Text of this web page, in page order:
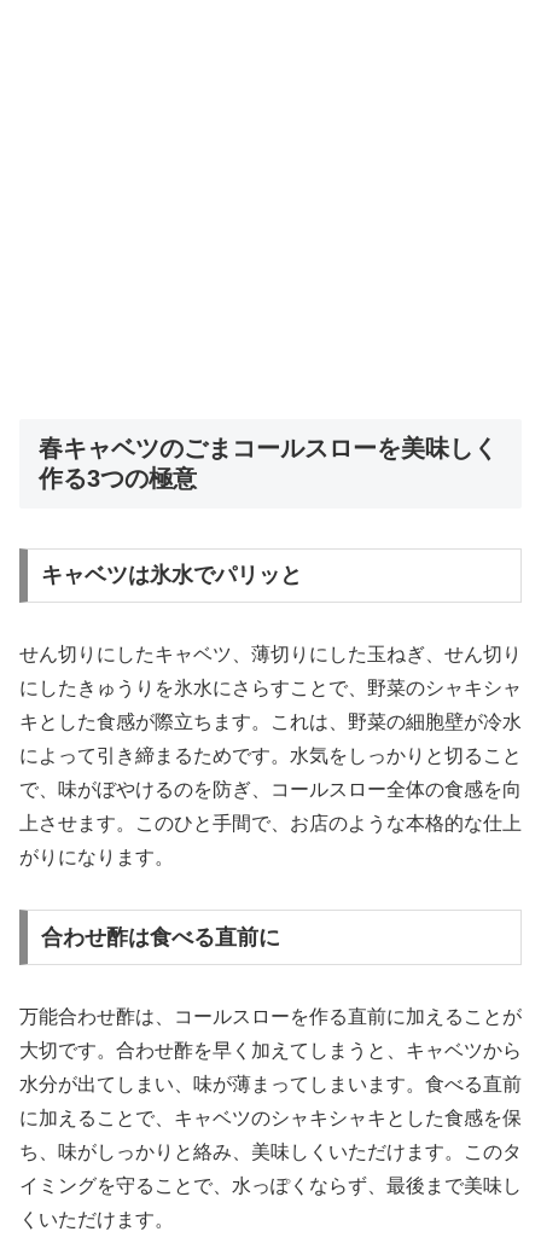
春キャベツのごまコールスローを美味しく
作る3つの極意
キャベツは氷水でパリッと
せん切りにしたキャベツ、薄切りにした玉ねぎ、せん切り
にしたきゅうりを氷水にさらすことで、野菜のシャキシャ
キとした食感が際立ちます。これは、野菜の細胞壁が冷水
によって引き締まるためです。水気をしっかりと切ること
で、味がぼやけるのを防ぎ、コールスロー全体の食感を向
上させます。このひと手間で、お店のような本格的な仕上
がりになります。
合わせ酢は食べる直前に
万能合わせ酢は、コールスローを作る直前に加えることが
大切です。合わせ酢を早く加えてしまうと、キャベツから
水分が出てしまい、味が薄まってしまいます。食べる直前
に加えることで、キャベツのシャキシャキとした食感を保
ち、味がしっかりと絡み、美味しくいただけます。このタ
イミングを守ることで、水っぽくならず、最後まで美味し
くいただけます。